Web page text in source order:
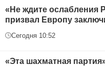
«Не ждите ослабления
призвал Европу
Сегодня 10:52
«Эта шахматная